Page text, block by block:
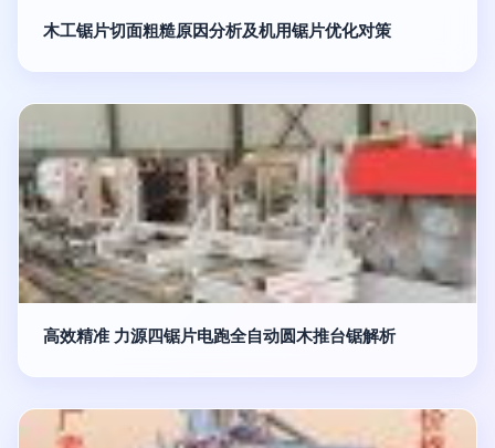
木工锯片切面粗糙原因分析及机用锯片优化对策
高效精准 力源四锯片电跑全自动圆木推台锯解析